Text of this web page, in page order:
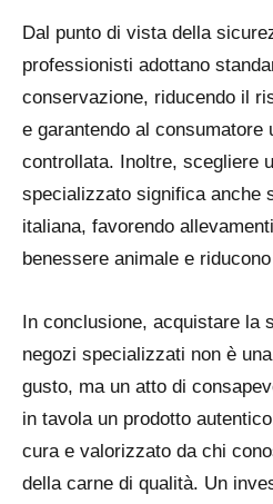
Dal punto di vista della
professionisti adottano
conservazione, riducendo il
e garantendo al consumatore
controllata. Inoltre, scegliere
specializzato significa anche
italiana, favorendo
benessere animale e
In conclusione, acquistare la
negozi specializzati non è
gusto, ma un atto di
in tavola un prodotto
cura e valorizzato da chi
della carne di qualità. Un